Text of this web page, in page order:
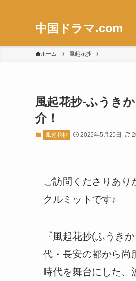
中国ドラマ.com
ホーム 風起花抄
風起花抄-ふうき
介！
風起花抄 2025年5月20日
ご訪問くださりあり
クルミットです♪
『風起花抄(ふうき
代・長安の都から
時代を舞台にした、